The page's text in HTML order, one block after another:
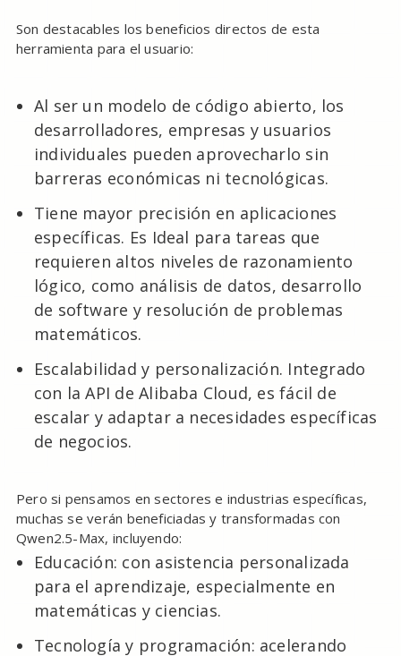
Son destacables los beneficios directos de esta
herramienta para el usuario:
Al ser un modelo de código abierto, los
desarrolladores, empresas y usuarios
individuales pueden aprovecharlo sin
barreras económicas ni tecnológicas.
Tiene mayor precisión en aplicaciones
específicas. Es Ideal para tareas que
requieren altos niveles de razonamiento
lógico, como análisis de datos, desarrollo
de software y resolución de problemas
matemáticos.
Escalabilidad y personalización. Integrado
con la API de Alibaba Cloud, es fácil de
escalar y adaptar a necesidades específicas
de negocios.
Pero si pensamos en sectores e industrias específicas,
muchas se verán beneficiadas y transformadas con
Qwen2.5-Max, incluyendo:
Educación: con asistencia personalizada
para el aprendizaje, especialmente en
matemáticas y ciencias.
Tecnología y programación: acelerando